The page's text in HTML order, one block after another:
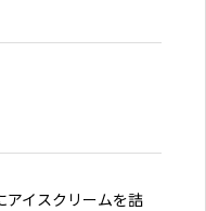
アイスクリームを詰